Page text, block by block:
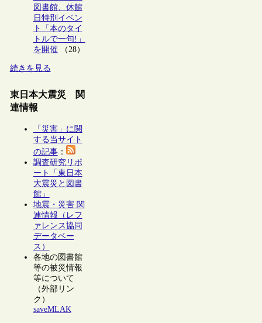
図書館、休館
日特別イベン
ト「本のタイ
トルで一句!」
を開催（28）
続きを見る
東日本大震災 関
連情報
「災害」に関
する当サイト
の記事：
調査研究リポ
ート「東日本
大震災と図書
館」
地震・災害 関
連情報（レフ
ァレンス協同
データベー
ス）
各地の図書館
等の被災情報
等について
（外部リン
ク）
saveMLAK